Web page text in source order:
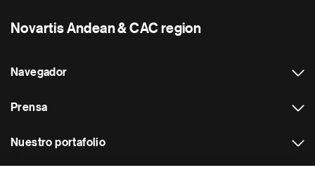
Novartis Andean & CAC region
Navegador
Prensa
Nuestro portafolio